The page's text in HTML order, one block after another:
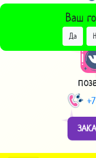
Ваш
Да